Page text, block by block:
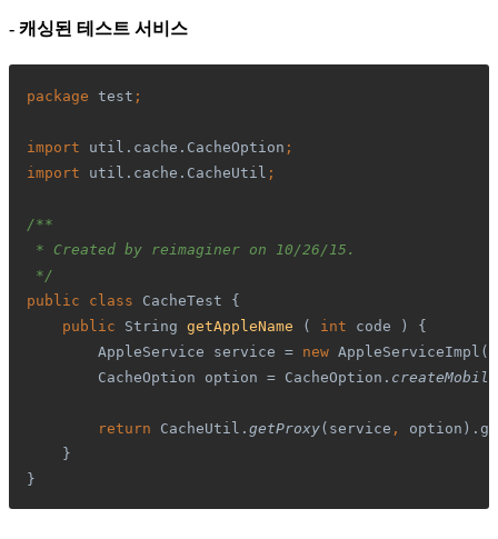
- 캐싱된 테스트 서비스
package test ;
import util.cache.CacheOption ;
import util.cache.CacheUtil ;
/**
* Created by reimaginer on 10/26/15.
*/
public class CacheTest {
public String getAppleName ( int code ) {
        AppleService service =
new AppleServiceImpl()
CacheOption option = CacheOption.
        return
CacheUtil. getProxy(service ,
}
}